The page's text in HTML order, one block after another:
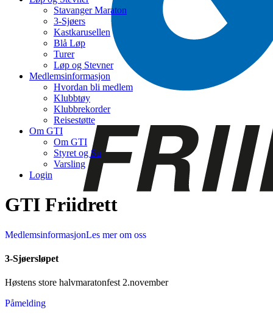
Stavanger Maraton
3-Sjøers
Kastkarusellen
Blå Løp
Turer
Løp og Stevner
Medlemsinformasjon
Hvordan bli medlem
Klubbtøy
Klubbrekorder
Reisestøtte
Om GTI
Om GTI
Styret og Su
Varsling
Login
GTI Friidrett
MedlemsinformasjonLes mer om oss
3-Sjøersløpet
Høstens store halvmaratonfest 2.november
Påmelding